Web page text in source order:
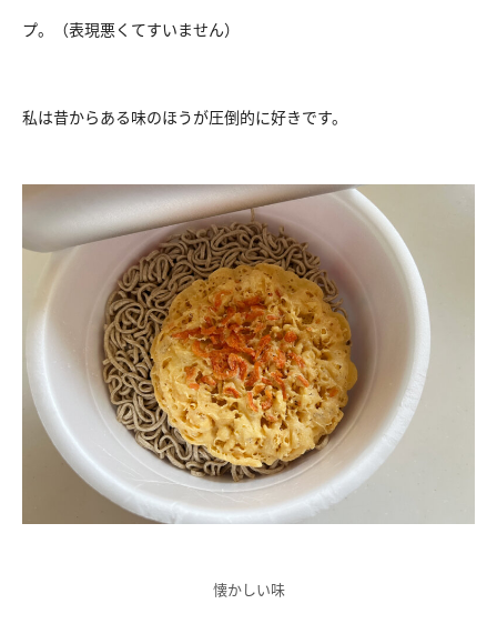
プ。（表現悪くてすいません）
私は昔からある味のほうが圧倒的に好きです。
懐かしい味